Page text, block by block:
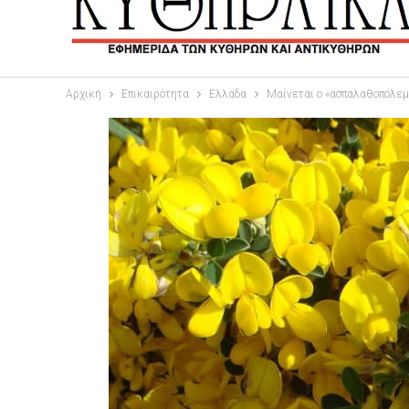
Αρχική Επικαιρότητα Ελλάδα Μαίνεται ο